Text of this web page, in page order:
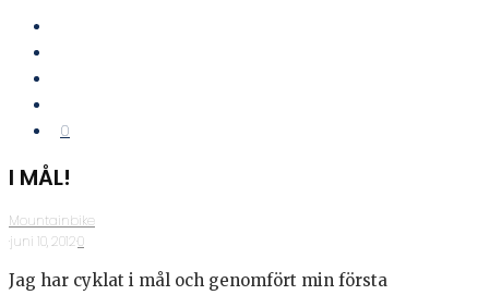
0
I MÅL!
Mountainbike
·juni 10, 2012·0
Jag har cyklat i mål och genomfört min första